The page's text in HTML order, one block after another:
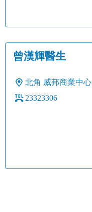
曾漢輝醫生
北角 威邦商業中心
23323306